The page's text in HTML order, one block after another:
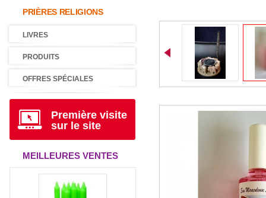
PRIÈRES RELIGIONS
LIVRES
PRODUITS
OFFRES SPÉCIALES
Première visite
sur le site
MEILLEURES VENTES